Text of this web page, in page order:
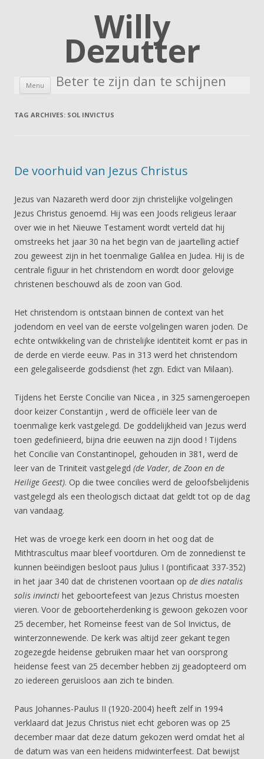
Willy
Dezutter
Beter te zijn dan te schijnen
Menu Skip to content
TAG ARCHIVES: SOL INVICTUS
De voorhuid van Jezus Christus
Jezus van Nazareth werd door zijn christelijke volgelingen
Jezus Christus genoemd. Hij was een Joods religieus leraar
over wie in het Nieuwe Testament wordt verteld dat hij
omstreeks het jaar 30 na het begin van de jaartelling actief
zou geweest zijn in het toenmalige Galilea en Judea. Hij is de
centrale figuur in het christendom en wordt door gelovige
christenen beschouwd als de zoon van God.
Het christendom is ontstaan binnen de context van het
jodendom en veel van de eerste volgelingen waren joden. De
echte ontwikkeling van de christelijke identiteit komt er pas in
de derde en vierde eeuw. Pas in 313 werd het christendom
een gelegaliseerde godsdienst (het zgn. Edict van Milaan).
Tijdens het Eerste Concilie van Nicea , in 325 samengeroepen
door keizer Constantijn , werd de officiële leer van de
toenmalige kerk vastgelegd. De goddelijkheid van Jezus werd
toen gedefinieerd, bijna drie eeuwen na zijn dood ! Tijdens
het Concilie van Constantinopel, gehouden in 381, werd de
leer van de Triniteit vastgelegd (de Vader, de Zoon en de
Heilige Geest). Op die twee concilies werd de geloofsbelijdenis
vastgelegd als een theologisch dictaat dat geldt tot op de dag
van vandaag.
Het was de vroege kerk een doorn in het oog dat de
Mithtrascultus maar bleef voortduren. Om de zonnedienst te
kunnen beëindigen besloot paus Julius I (pontificaat 337-352)
in het jaar 340 dat de christenen voortaan op de dies natalis
solis invincti het geboortefeest van Jezus Christus moesten
vieren. Voor de geboorteherdenking is gewoon gekozen voor
25 december, het Romeinse feest van de Sol Invictus, de
winterzonnewende. De kerk was altijd zeer gekant tegen
zogezegde heidense gebruiken maar het van oorsprong
heidense feest van 25 december hebben zij geadopteerd om
zo iedereen geruisloos aan zich te binden.
Paus Johannes-Paulus II (1920-2004) heeft zelf in 1994
verklaard dat Jezus Christus niet echt geboren was op 25
december maar dat deze datum gekozen werd omdat het al
de datum was van een heidens midwinterfeest. Dat bewijst